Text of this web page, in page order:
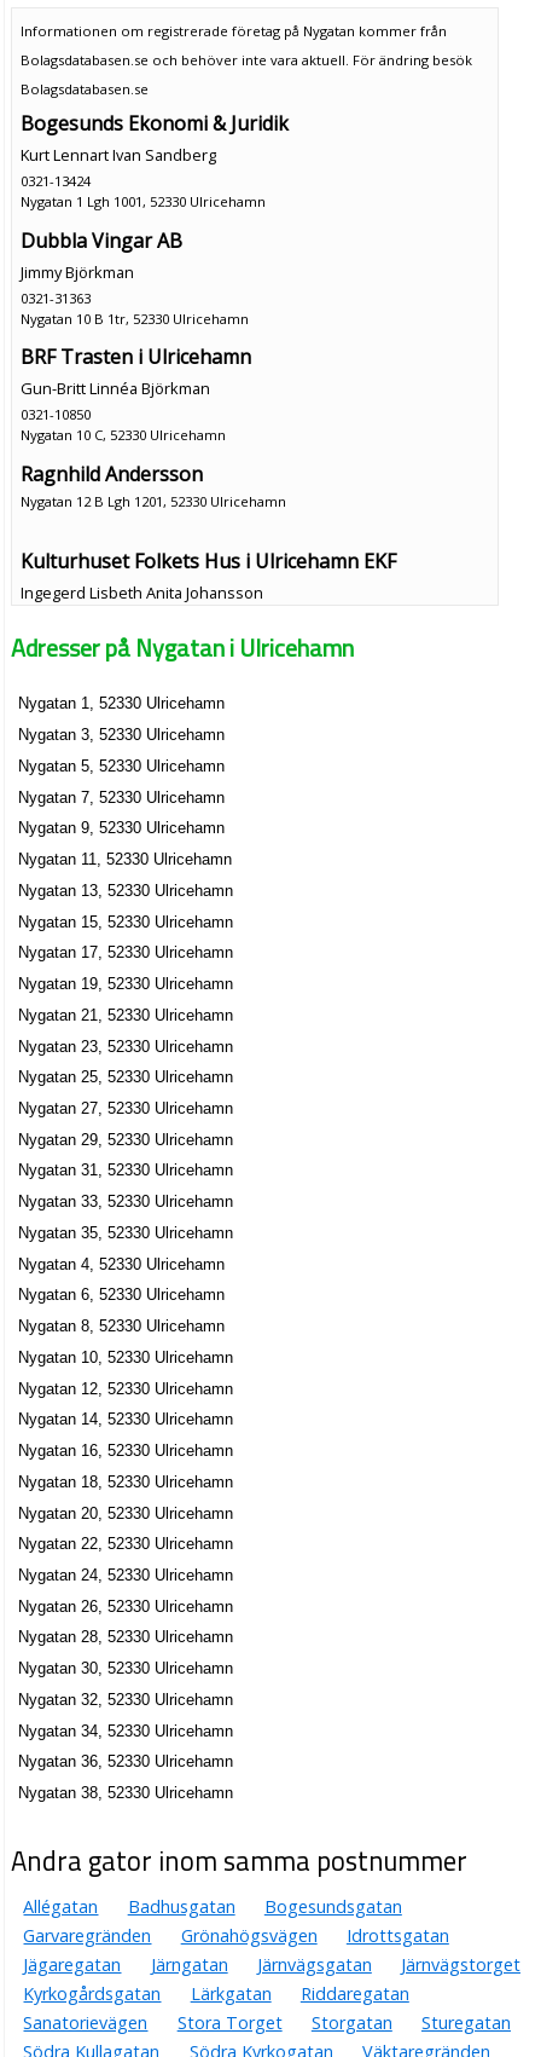
Informationen om registrerade företag på Nygatan kommer från
Bolagsdatabasen.se och behöver inte vara aktuell. För ändring besök
Bolagsdatabasen.se
Bogesunds Ekonomi & Juridik
Kurt Lennart Ivan Sandberg
0321-13424
Nygatan 1 Lgh 1001, 52330 Ulricehamn
Dubbla Vingar AB
Jimmy Björkman
0321-31363
Nygatan 10 B 1tr, 52330 Ulricehamn
BRF Trasten i Ulricehamn
Gun-Britt Linnéa Björkman
0321-10850
Nygatan 10 C, 52330 Ulricehamn
Ragnhild Andersson
Nygatan 12 B Lgh 1201, 52330 Ulricehamn
Kulturhuset Folkets Hus i Ulricehamn EKF
Ingegerd Lisbeth Anita Johansson
Nygatan 24, 52330 Ulricehamn
0321-15035
Nygatan 24, 52330 Ulricehamn
Timmele Hantverkshus HB
Nygatan 26, 52330 Ulricehamn
Bengt Olander Textil AB
Edvard Olander
Lars Olander Audit AB
Lars Magnus Olander
0321-15677
Nygatan 26, 52330 Ulricehamn
Lars Olander Revision AB
Lars Magnus Olander
0321-17070
Nygatan 26, 52330 Ulricehamn
Ulricehamns Läkarkonsult AB
Lena Margareta Matthijs
0321-12534
Salong Rose, Lena Mattsson
Lena Elisabeth Mattsson
Nygatan 28, 52330 Ulricehamn
Per Segerqvist
Nygatan 30, 52330 Ulricehamn
Boutique Tuzzi
Tove Tanggaard Hansen
0321-14660
Nygatan 32 Lgh 1101, 52330 Ulricehamn
Nyberg, Tobias
0708-864633
Alarp Fastighets AB
Arne Torgny Hansson
Nygatan 34, 52330 Ulricehamn
Alder Fastighets AB
Arne Torgny Hansson
Nygatan 34, 52330 Ulricehamn
Fastighets AB Ontano
Arne Torgny Hansson
070-5831383
Nygatan 34, 52330 Ulricehamn
Adresser på Nygatan i Ulricehamn
Nygatan 1, 52330 Ulricehamn
Nygatan 3, 52330 Ulricehamn
Nygatan 5, 52330 Ulricehamn
Nygatan 7, 52330 Ulricehamn
Nygatan 9, 52330 Ulricehamn
Nygatan 11, 52330 Ulricehamn
Nygatan 13, 52330 Ulricehamn
Nygatan 15, 52330 Ulricehamn
Nygatan 17, 52330 Ulricehamn
Nygatan 19, 52330 Ulricehamn
Nygatan 21, 52330 Ulricehamn
Nygatan 23, 52330 Ulricehamn
Nygatan 25, 52330 Ulricehamn
Nygatan 27, 52330 Ulricehamn
Nygatan 29, 52330 Ulricehamn
Nygatan 31, 52330 Ulricehamn
Nygatan 33, 52330 Ulricehamn
Nygatan 35, 52330 Ulricehamn
Nygatan 4, 52330 Ulricehamn
Nygatan 6, 52330 Ulricehamn
Nygatan 8, 52330 Ulricehamn
Nygatan 10, 52330 Ulricehamn
Nygatan 12, 52330 Ulricehamn
Nygatan 14, 52330 Ulricehamn
Nygatan 16, 52330 Ulricehamn
Nygatan 18, 52330 Ulricehamn
Nygatan 20, 52330 Ulricehamn
Nygatan 22, 52330 Ulricehamn
Nygatan 24, 52330 Ulricehamn
Nygatan 26, 52330 Ulricehamn
Nygatan 28, 52330 Ulricehamn
Nygatan 30, 52330 Ulricehamn
Nygatan 32, 52330 Ulricehamn
Nygatan 34, 52330 Ulricehamn
Nygatan 36, 52330 Ulricehamn
Nygatan 38, 52330 Ulricehamn
Andra gator inom samma postnummer
Allégatan Badhusgatan
Bogesundsgatan
Garvaregränden
Grönahögsvägen
Idrottsgatan
Jägaregatan
Järngatan Järnvägsgatan
Järnvägstorget
Kyrkogårdsgatan
Lärkgatan
Riddaregatan
Sanatorievägen
Stora Torget Storgatan
Sturegatan
Södra Kullagatan
Södra Kyrkogatan Väktaregränden